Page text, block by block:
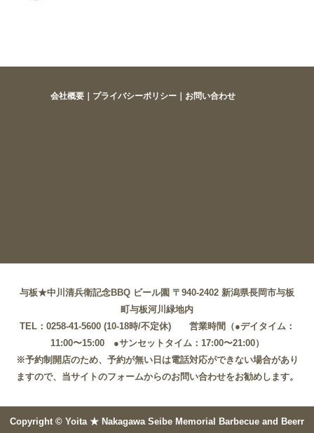
会社概要 ｜ プライバシーポリシー ｜ お問い合わせ
与板★中川清兵衛記念BBQ ビール園 〒940-2402 新潟県長岡市与板
町与板河川緑地内
TEL：0258-41-5600 (10-18時/不定休) 営業時間（●デイタイム：
11:00〜15:00 ●サンセットタイム：17:00〜21:00）
※予約制開店のため、予約が無い日は電話対応ができない場合があり
ますので、当サイトのフォームからのお問い合わせをお勧めします。
Copyright © Yoita ★ Nakagawa Seibe Memorial Barbecue and Beerr